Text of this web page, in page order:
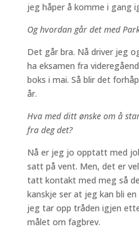
jeg håper å komme i gang
Og hvordan går det med
Det går bra. Nå driver jeg
ha eksamen fra
boks i mai. Så blir det
år.
Hva med ditt ønske om å
fra deg det?
Nå er jeg jo opptatt med
satt på vent. Men, det er
tatt kontakt med meg så
kanskje ser at jeg kan bli
jeg tar opp tråden igjen
målet om fagbrev.